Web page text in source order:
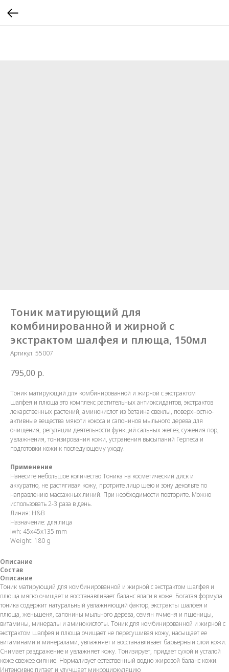
Тоник матирующий для
комбинированной и жирной с
экстрактом шалфея и плюща, 150мл
Артикул: 55007
795,00 р.
Тоник матирующий для комбинированной и жирной с экстрактом
шалфея и плюща это комплекс растительных антиоксидантов, экстрактов
лекарственных растений, аминокислот из бетаина свеклы, поверхностно-
активные вещества мякоти кокоса и сапонинов мыльного дерева для
очищения, регуляции деятельности функций сальных желез, сужения пор,
увлажнения, тонизирования кожи, устранения высыпаний Герпеса и
подготовки кожи к последующему уходу.
Применение
Нанесите небольшое количество Тоника на косметический диск и
аккуратно, не растягивая кожу, протрите лицо шею и зону декольте по
направлению массажных линий. При необходимости повторите. Можно
использовать 2-3 раза в день.
Линия: H&B
Назначение: для лица
lwh: 45x45x135 mm
Weight: 180 g
Описание
Состав
Описание
Тоник матирующий для комбинированной и жирной с экстрактом шалфея и
плюща мягко очищает и восстанавливает баланс влаги в коже. Богатая формула
тоника содержит натуральный увлажняющий фактор, экстракты шалфея и
плюща, женьшеня, сапонины мыльного дерева, семян ячменя и пшеницы,
витамины, минералы и аминокислоты. Тоник для комбинированной и жирной с
экстрактом шалфея и плюща очищает не пересушивая кожу, насыщает ее
витаминами и минералами, увлажняет и восстанавливает барьерный слой кожи.
Снимает раздражение и увлажняет кожу. Тонизирует, придает сухой и усталой
коже свежее сияние. Нормализует естественный водно-жировой баланс кожи.
Интенсивно питает и улучшает микроциркуляцию